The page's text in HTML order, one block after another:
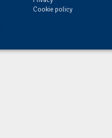
Cookie policy